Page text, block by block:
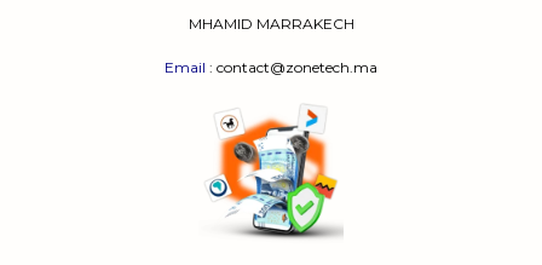
MHAMID MARRAKECH
Email : contact@zonetech.ma